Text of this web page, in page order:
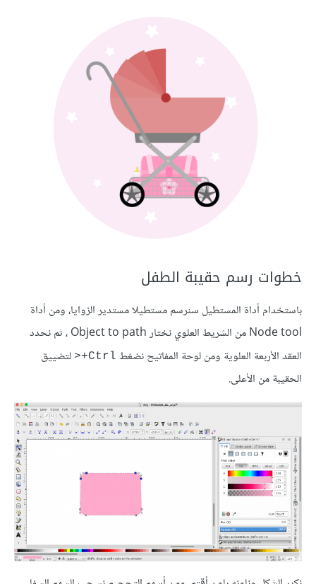
خطوات رسم حقيبة الطفل
باستخدام أداة المستطيل سنرسم مستطيلا مستدير الزوايا، ومن أداة
Node tool من الشريط العلوي نختار Object to path ، ثم نحدد
العقد الأربعة العلوية ومن لوحة المفاتيح نضغط Ctrl+<
لتضييق
الحقيبة من الأعلى.